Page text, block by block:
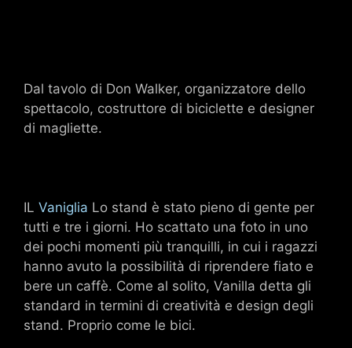
Dal tavolo di Don Walker, organizzatore dello
spettacolo, costruttore di biciclette e designer
di magliette.
IL Vaniglia Lo stand è stato pieno di gente per
tutti e tre i giorni. Ho scattato una foto in uno
dei pochi momenti più tranquilli, in cui i ragazzi
hanno avuto la possibilità di riprendere fiato e
bere un caffè. Come al solito, Vanilla detta gli
standard in termini di creatività e design degli
stand. Proprio come le bici.